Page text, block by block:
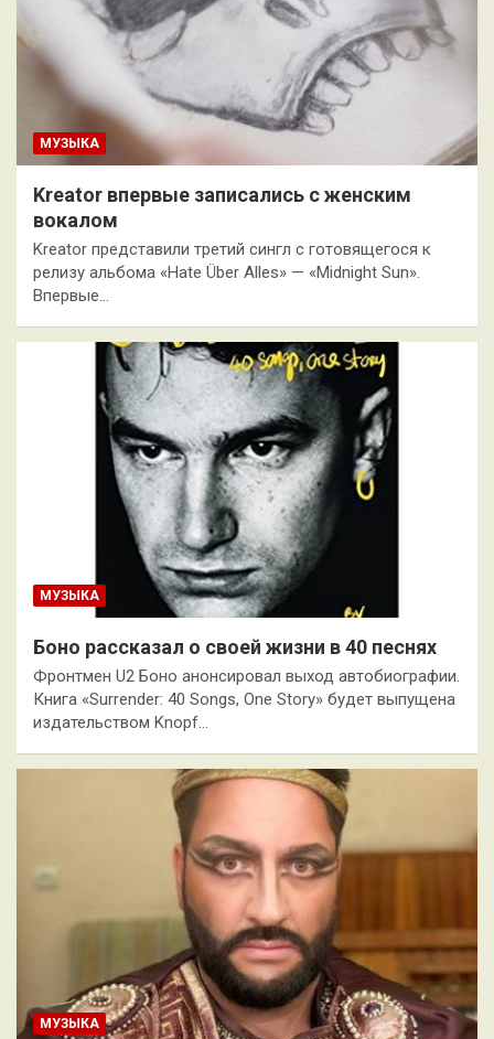
МУЗЫКА
Kreator впервые записались с женским
вокалом
Kreator представили третий сингл с готовящегося к
релизу альбома «Hate Über Alles» — «Midnight Sun».
Впервые…
МУЗЫКА
Боно рассказал о своей жизни в 40 песнях
Фронтмен U2 Боно анонсировал выход автобиографии.
Книга «Surrender: 40 Songs, One Story» будет выпущена
издательством Knopf…
МУЗЫКА